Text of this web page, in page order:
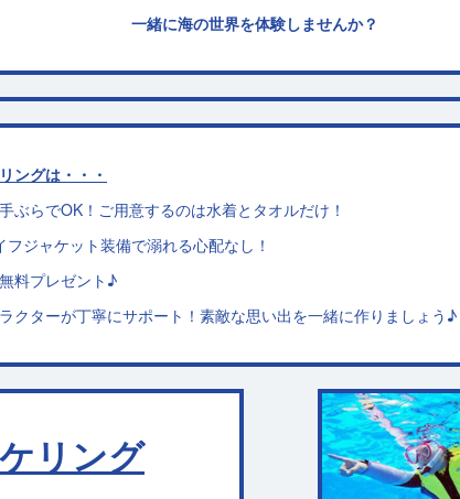
一緒に海の世界を体験しませんか？
ングは・・・
ぶらでOK！ご用意するのは水着とタオルだけ！
ジャケット装備で溺れる心配なし！
料プレゼント♪
クターが丁寧にサポート！素敵な思い出を一緒に作りましょう♪
リング